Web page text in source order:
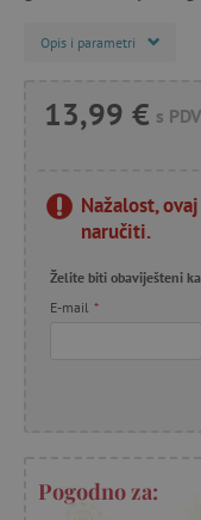
Opis i parametri
13,99 € s PDV
Nažalost,
naručiti.
Želite biti obaviješteni
E-mail *
Pogodno za: